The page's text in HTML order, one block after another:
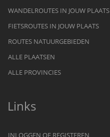
WANDELROUTES IN JOUW PLAATS
FIETSROUTES IN JOUW PLAATS
ROUTES NATUURGEBIEDEN
ALLE PLAATSEN
ALLE PROVINCIES
Links
INLOGGEN OF REGISTEREN